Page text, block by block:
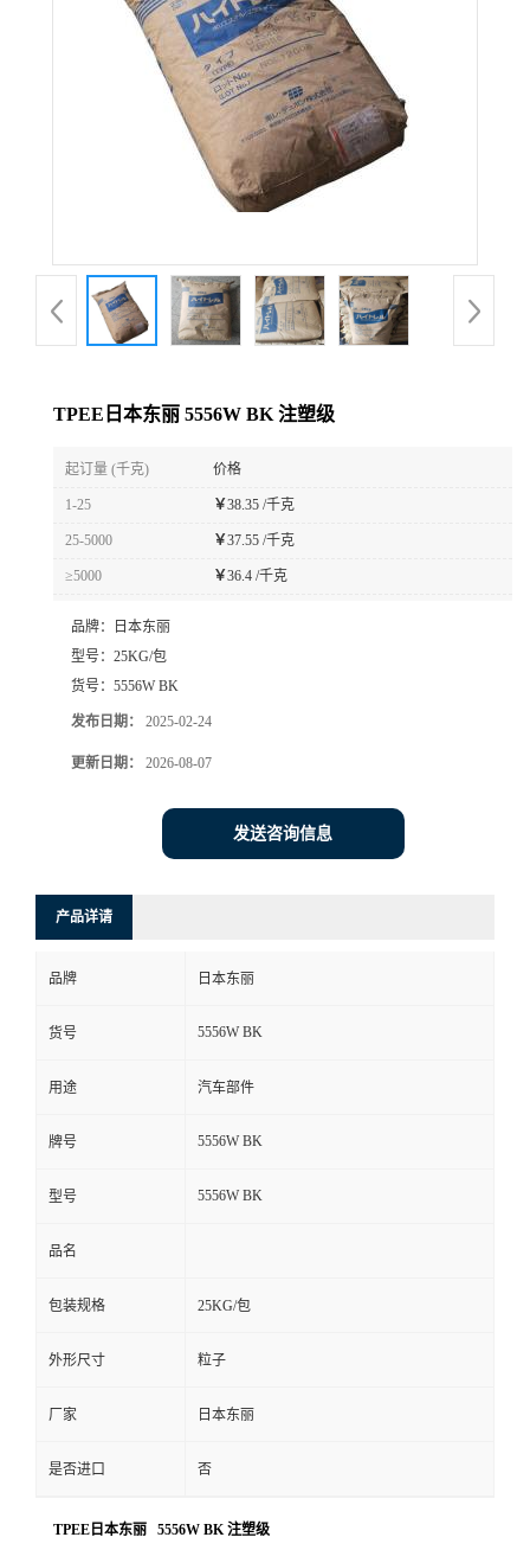
TPEE日本东丽 5556W BK 注塑级
起订量 (千克) 价格
1-25 ￥38.35 /千克
25-5000 ￥37.55 /千克
≥5000 ￥36.4 /千克
品牌：
日本东丽
型号： 25KG/包
货号： 5556W BK
发布日期： 2025-02-24
更新日期： 2026-08-07
发送咨询信息
产品详请
品牌 日本东丽
货号 5556W BK
用途 汽车部件
牌号 5556W BK
型号 5556W BK
品名
包装规格 25KG/包
外形尺寸 粒子
厂家 日本东丽
是否进口 否
TPEE日本东丽 5556W BK 注塑级